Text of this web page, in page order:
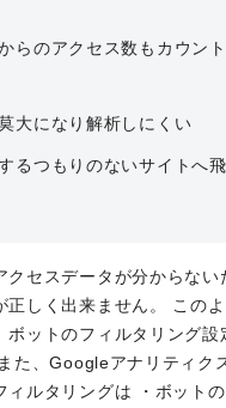
らのアクセス数もカウン
大になり解析しにくい
るつもりのないサイトへ
クセスデータが分からない
正しく出来ません。 この
ボットのフィルタリング設
た、Googleアナリティク
ィルタリングは ・ボット